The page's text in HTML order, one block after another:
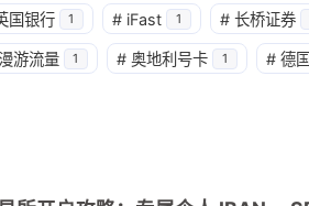
国银行 1 # iFast 1 # 长桥证券
游流量 1 # 奥地利号卡 1 # 德